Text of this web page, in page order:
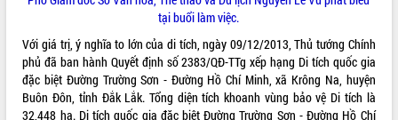
Đắk Lắk công bố Quy hoạch và xúc
Ngành cá ngừ Đắk Lắk chủ động thích
ứng để giữ vững thị trường xuất khẩu
Diễn đàn Kinh tế tư nhân Việt Nam đột
phá cơ chế - Hợp tác công tư
tại buổi làm việc.
Với giá trị, ý nghĩa to lớn của di tích, ngày 09/12/2013, Thủ tướng Chính
phủ đã ban hành Quyết định số 2383/QĐ-TTg xếp hạng Di tích quốc gia
đặc biệt Đường Trường Sơn - Đường Hồ Chí Minh, xã Krông Na, huyện
Buôn Đôn, tỉnh Đắk Lắk. Tổng diện tích khoanh vùng bảo vệ Di tích là
32,448 ha. Di tích quốc gia đặc biệt Đường Trường Sơn - Đường Hồ Chí